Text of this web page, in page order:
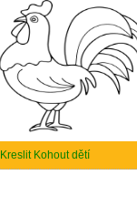
Kreslit Kohout dětí